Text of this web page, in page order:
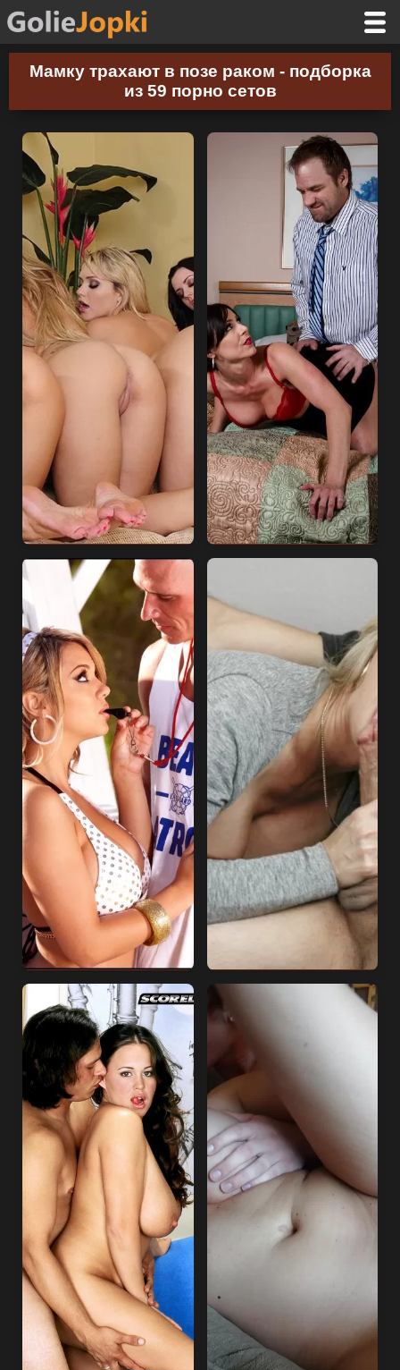
Мамку трахают в позе раком - подборка
из 59 порно сетов